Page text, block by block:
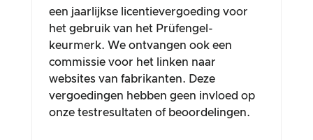
een jaarlijkse licentievergoeding voor
het gebruik van het Prüfengel-
keurmerk. We ontvangen ook een
commissie voor het linken naar
websites van fabrikanten. Deze
vergoedingen hebben geen invloed op
onze testresultaten of beoordelingen.